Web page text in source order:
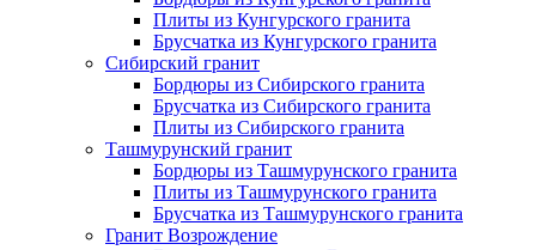
Плиты из Кунгурского гранита
Брусчатка из Кунгурского гранита
Сибирский гранит
Бордюры из Сибирского гранита
Брусчатка из Сибирского гранита
Плиты из Сибирского гранита
Ташмурунский гранит
Бордюры из Ташмурунского гранита
Плиты из Ташмурунского гранита
Брусчатка из Ташмурунского гранита
Гранит Возрождение